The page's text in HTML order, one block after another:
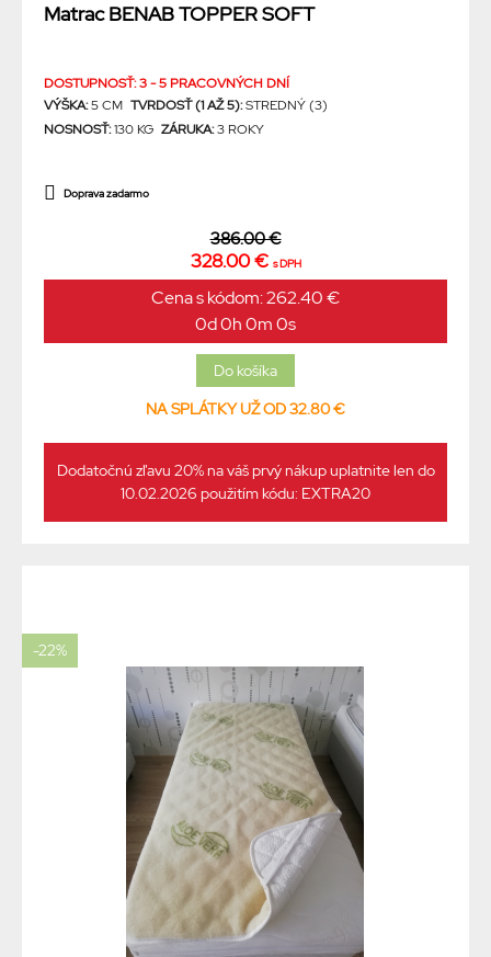
Matrac BENAB TOPPER SOFT
DOSTUPNOSŤ: 3 - 5 PRACOVNÝCH DNÍ
VÝŠKA:5 CM TVRDOSŤ (1 AŽ 5):STREDNÝ (3)
NOSNOSŤ:130 KG ZÁRUKA:3 ROKY
Doprava zadarmo
386.00 €
328.00 € s DPH
Cena s kódom: 262.40 €
0d 0h 0m 0s
NA SPLÁTKY UŽ OD 32.80 €
Dodatočnú zľavu 20% na váš prvý nákup uplatnite len do
10.02.2026 použitím kódu: EXTRA20
-22%